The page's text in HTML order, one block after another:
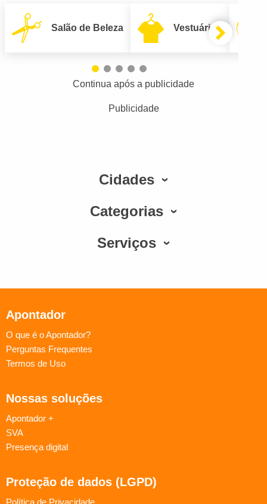
Salão de Beleza Vestuário
Continua após a publicidade
Publicidade
Cidades
Categorias
Serviços
Apontador
O que é o Apontador?
Perguntas Frequentes
Termos de Uso
Nossas soluções
Apontador +
SVA
Presença digital
Proteção de dados (LGPD)